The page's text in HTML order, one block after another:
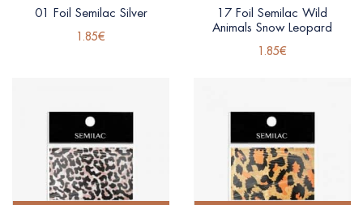
01 Foil Semilac Silver
1.85€
17 Foil Semilac Wild
Animals Snow Leopard
1.85€